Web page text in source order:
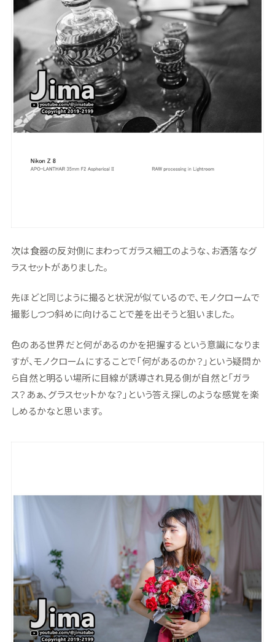
次は食器の反対側にまわってガラス細工のような、お洒落なグ
ラスセットがありました。
先ほどと同じように撮ると状況が似ているので、モノクロームで
撮影しつつ斜めに向けることで差を出そうと狙いました。
色のある世界だと何があるのかを把握するという意識になりま
すが、モノクロームにすることで「何があるのか？」という疑問か
ら自然と明るい場所に目線が誘導され見る側が自然と「ガラ
ス？あぁ、グラスセットかな？」という答え探しのような感覚を楽
しめるかなと思います。